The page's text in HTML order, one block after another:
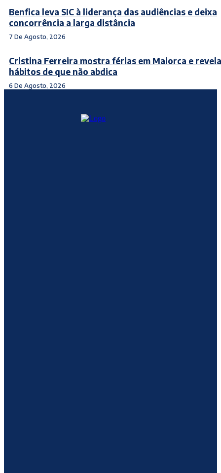
Benfica leva SIC à liderança das audiências e deixa
concorrência a larga distância
7 De Agosto, 2026
Cristina Ferreira mostra férias em Maiorca e
hábitos de que não abdica
6 De Agosto, 2026